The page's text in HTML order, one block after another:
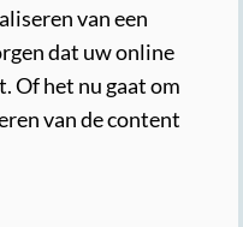
van een
dat uw online
Of het nu gaat om
van de content